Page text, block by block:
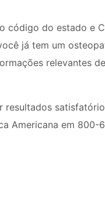
código do estado e
já tem um
relevantes
resultados
Americana em 800-